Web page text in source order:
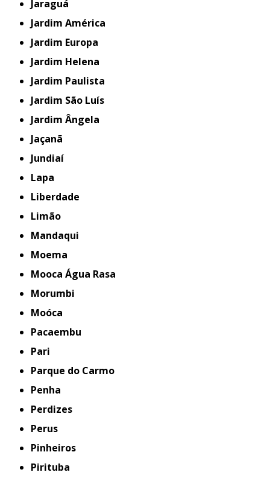
Jaraguá
Jardim América
Jardim Europa
Jardim Helena
Jardim Paulista
Jardim São Luís
Jardim Ângela
Jaçanã
Jundiaí
Lapa
Liberdade
Limão
Mandaqui
Moema
Mooca Água Rasa
Morumbi
Moóca
Pacaembu
Pari
Parque do Carmo
Penha
Perdizes
Perus
Pinheiros
Pirituba